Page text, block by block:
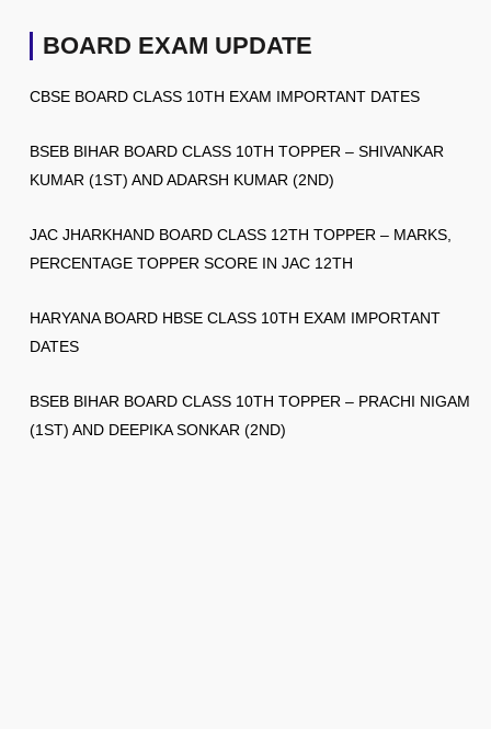
BOARD EXAM UPDATE
CBSE BOARD CLASS 10TH EXAM IMPORTANT DATES
BSEB BIHAR BOARD CLASS 10TH TOPPER – SHIVANKAR
KUMAR (1ST) AND ADARSH KUMAR (2ND)
JAC JHARKHAND BOARD CLASS 12TH TOPPER – MARKS,
PERCENTAGE TOPPER SCORE IN JAC 12TH
HARYANA BOARD HBSE CLASS 10TH EXAM IMPORTANT
DATES
BSEB BIHAR BOARD CLASS 10TH TOPPER – PRACHI NIGAM
(1ST) AND DEEPIKA SONKAR (2ND)